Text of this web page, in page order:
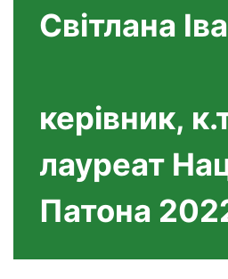
Світлана
керівник,
лауреат
Патона